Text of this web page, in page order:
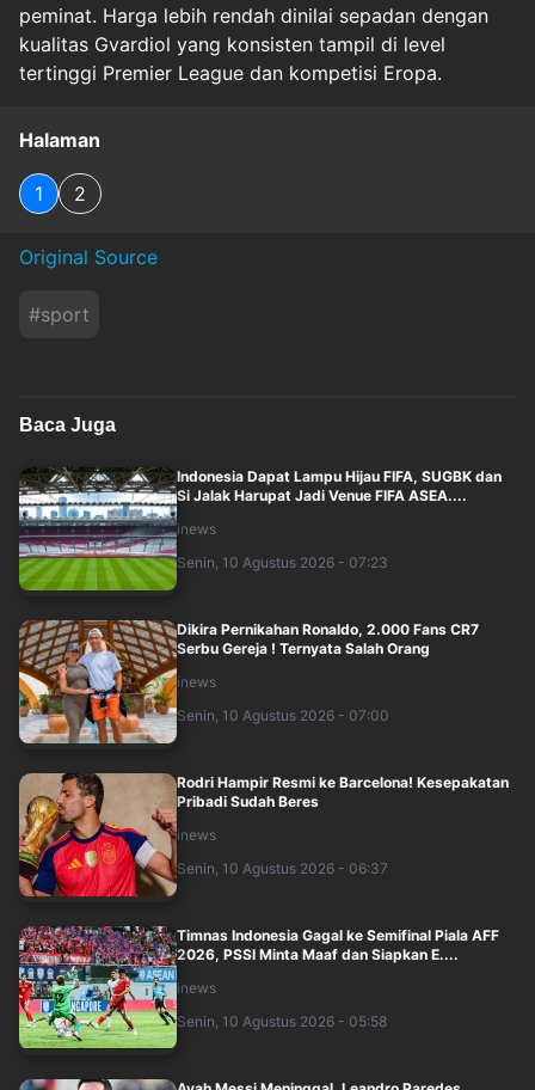
peminat. Harga lebih rendah dinilai sepadan dengan
kualitas Gvardiol yang konsisten tampil di level
tertinggi Premier League dan kompetisi Eropa.
Halaman
1 2
Original Source
#sport
Baca Juga
Indonesia Dapat Lampu Hijau FIFA, SUGBK dan
Si Jalak Harupat Jadi Venue FIFA ASEA....
inews
Senin, 10 Agustus 2026 - 07:23
Dikira Pernikahan Ronaldo, 2.000 Fans CR7
Serbu Gereja ! Ternyata Salah Orang
inews
Senin, 10 Agustus 2026 - 07:00
Rodri Hampir Resmi ke Barcelona! Kesepakatan
Pribadi Sudah Beres
inews
Senin, 10 Agustus 2026 - 06:37
Timnas Indonesia Gagal ke Semifinal Piala AFF
2026, PSSI Minta Maaf dan Siapkan E....
inews
Senin, 10 Agustus 2026 - 05:58